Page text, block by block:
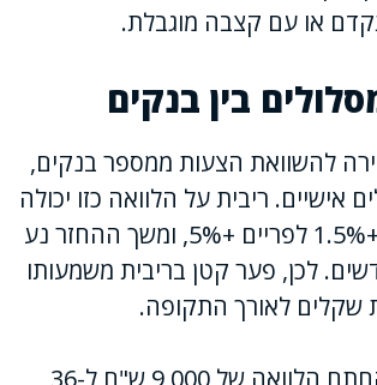
או עם קצבה מוגבלת.
בין בנקים
להשוואת הצעות ממספר בנקים,
אישיים. ריבית על הלוואה כזו יכולה
לנוע בין פריים +1.5% לפריים +5%, ומשך ההחזר נע
12 ל-60 חודשים. לכן, פער קטן בריבית משמעותו
שקלים לאורך התקופה.
לדוגמה, אם לקחתם הלוואה של 9,000 ש"ח ל-36